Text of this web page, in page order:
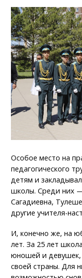
Особое место на
педагогического
детям и
школы. Среди них
Сагадиевна,
другие учителя-
И, конечно же, на
лет. За 25 лет
юношей и
своей страны. Для